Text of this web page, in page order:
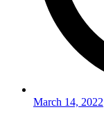
March 14, 2022